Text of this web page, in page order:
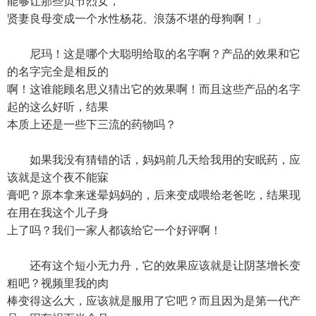
贤妻良母变成一个水性杨花、浪荡不堪的母狗啊！」
尼玛！这是哪个大聪明给取的名字啊？产品的效果和它
的名字完全是相反的
啊！这谁能顾名思义猜出它的效果啊！而且这些产品的名字
起的这么好听，结果
本质上还是一些下三流的药物吗？
如果我没有猜错的话，妈妈前几天给我用的安眠药，应
该就是这个夜不能寐
膏吧？原本拿来迷晕妈妈的，后来变成喂给老爸吃，结果现
在用在我这个儿子身
上了吗？我们一家人都该给它一个好评啊！
还有这个短小无力丹，它的效果应该就是让阴茎增长变
粗吧？视频里我的肉
棒变得这么大，应该就是服用了它吧？而且因为是第一代产